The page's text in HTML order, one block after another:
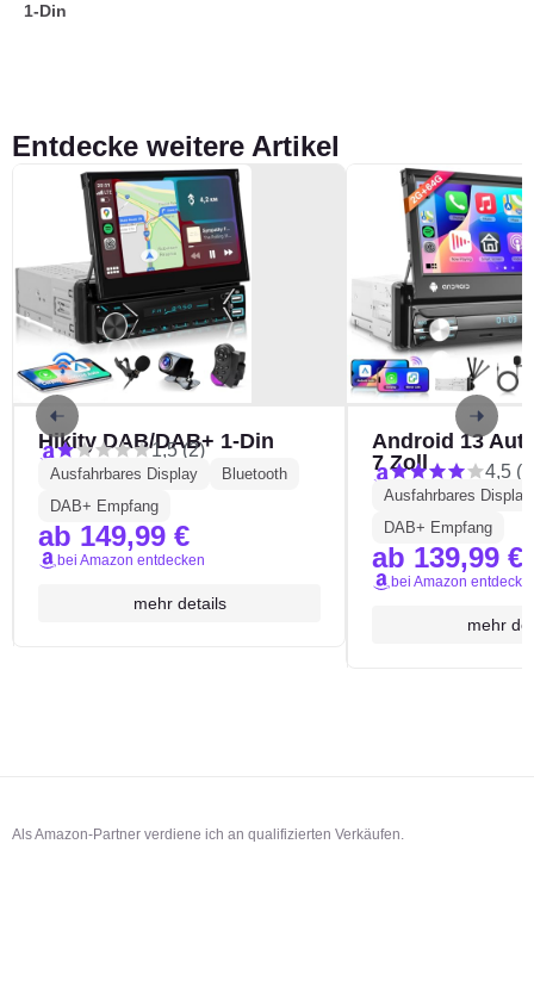
1-Din
Entdecke weitere Artikel
Hikity DAB/DAB+ 1-Din
1,5 (2)
Ausfahrbares Display
Bluetooth
DAB+ Empfang
ab 149,99 €
bei Amazon entdecken
mehr details
Android 13
7 Zoll
4,5
Ausfahrbares Display
DAB+ Empfang
ab 139,99 €
bei Amazon
mehr
Als Amazon-Partner verdiene ich an qualifizierten Verkäufen.